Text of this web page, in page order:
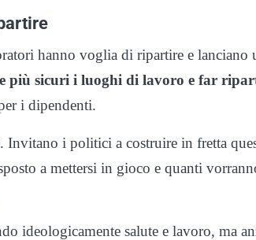
hanno voglia di ripartire e lanciano
più sicuri i luoghi di lavoro e far
i dipendenti.
. Invitano i politici a costruire in fretta
a mettersi in gioco e quanti
ideologicamente salute e lavoro, ma